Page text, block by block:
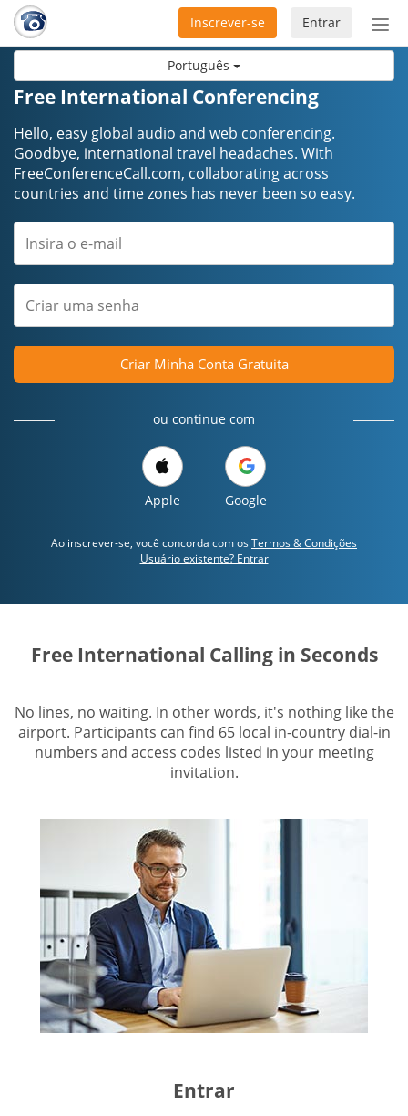
Português
Entrar
Inscrever-se
Free International Conferencing
Hello, easy global audio and web conferencing.
Goodbye, international travel headaches. ​​​​​​​With
FreeConferenceCall.com, collaborating across
countries and time zones has never been so easy.
Criar Minha Conta Gratuita
ou continue com
Apple Google
Ao inscrever-se, você concorda com os Termos & Condições
Usuário existente? Entrar
Free International Calling in Seconds
No lines, no waiting. In other words, it's nothing like the
airport. Participants can find 65 local in-country dial-in
numbers and access codes listed in your meeting
invitation.
Entrar